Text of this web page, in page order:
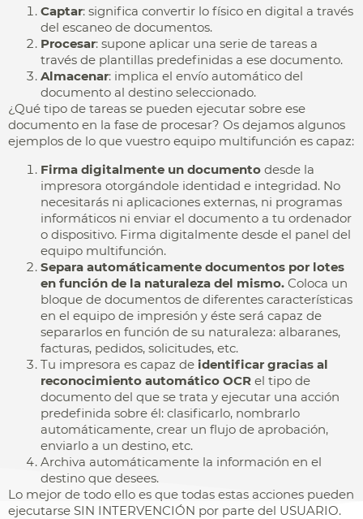
Captar: significa convertir lo físico en digital a través
del escaneo de documentos.
Procesar: supone aplicar una serie de tareas a
través de plantillas predefinidas a ese documento.
Almacenar: implica el envío automático del
documento al destino seleccionado.
¿Qué tipo de tareas se pueden ejecutar sobre ese
documento en la fase de procesar? Os dejamos algunos
ejemplos de lo que vuestro equipo multifunción es capaz:
Firma digitalmente un documento desde la
impresora otorgándole identidad e integridad. No
necesitarás ni aplicaciones externas, ni programas
informáticos ni enviar el documento a tu ordenador
o dispositivo. Firma digitalmente desde el panel del
equipo multifunción.
Separa automáticamente documentos por lotes
en función de la naturaleza del mismo. Coloca un
bloque de documentos de diferentes características
en el equipo de impresión y éste será capaz de
separarlos en función de su naturaleza: albaranes,
facturas, pedidos, solicitudes, etc.
Tu impresora es capaz de identificar gracias al
reconocimiento automático OCR el tipo de
documento del que se trata y ejecutar una acción
predefinida sobre él: clasificarlo, nombrarlo
automáticamente, crear un flujo de aprobación,
enviarlo a un destino, etc.
Archiva automáticamente la información en el
destino que desees.
Lo mejor de todo ello es que todas estas acciones pueden
ejecutarse SIN INTERVENCIÓN por parte del USUARIO.